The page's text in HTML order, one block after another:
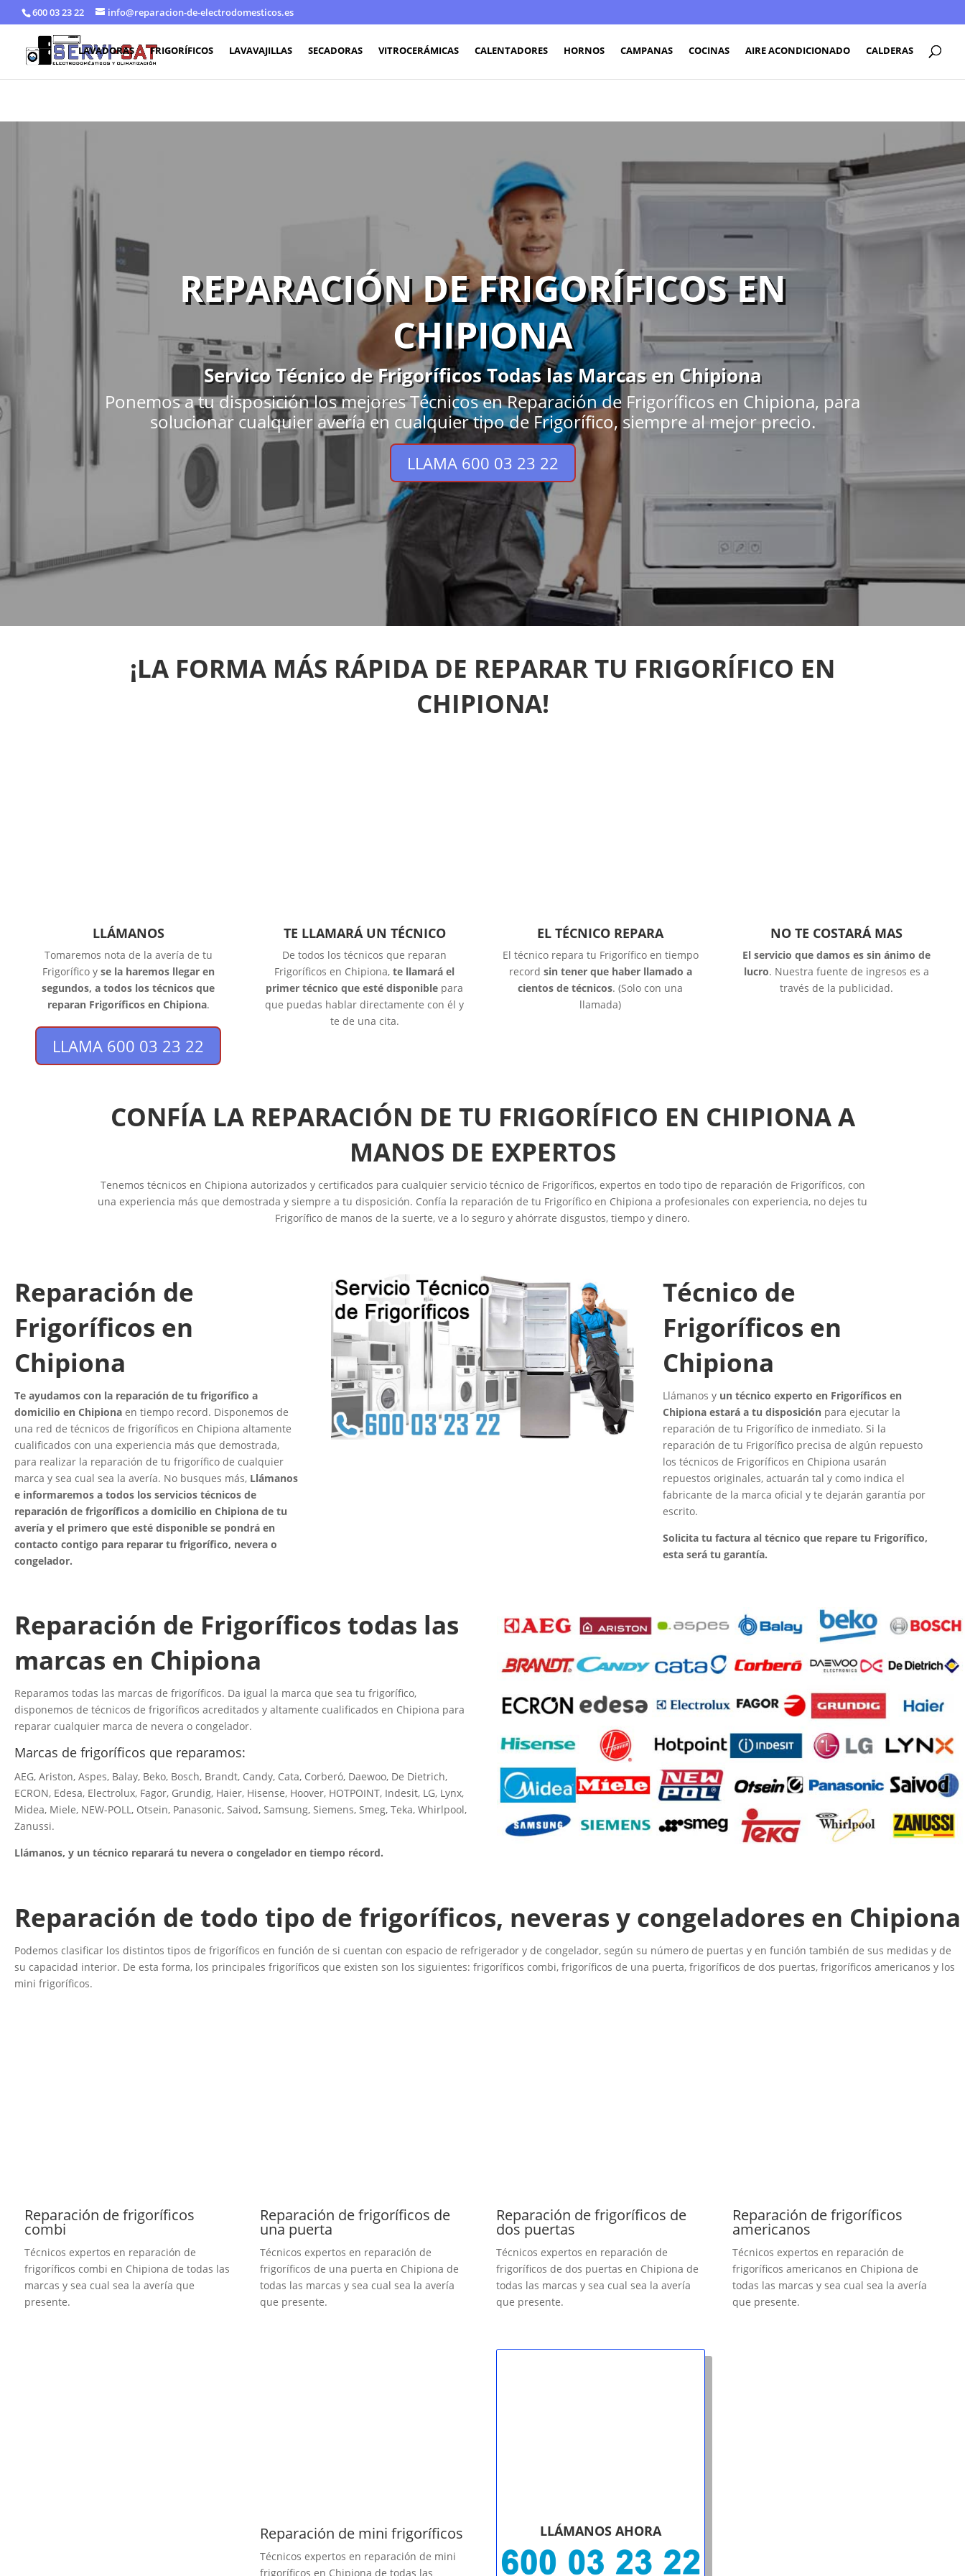
600 03 23 22 info@reparacion-de-electrodomesticos.es
LAVADORAS FRIGORÍFICOS LAVAVAJILLAS SECADORAS VITROCERÁMICAS CALENTADORES HORNOS CAMPANAS COCINAS AIRE ACONDICIONADO CALDERAS
REPARACIÓN DE FRIGORÍFICOS EN
CHIPIONA
Servico Técnico de Frigoríficos Todas las Marcas en Chipiona
Ponemos a tu disposición los mejores Técnicos en Reparación de Frigoríficos en Chipiona, para
solucionar cualquier avería en cualquier tipo de Frigorífico, siempre al mejor precio.
LLAMA 600 03 23 22
¡LA FORMA MÁS RÁPIDA DE REPARAR TU FRIGORÍFICO EN
CHIPIONA!
LLÁMANOS
Tomaremos nota de la avería de tu
Frigorífico y se la haremos llegar en
segundos, a todos los técnicos que
reparan Frigoríficos en Chipiona.
LLAMA 600 03 23 22
TE LLAMARÁ UN TÉCNICO
De todos los técnicos que reparan
Frigoríficos en Chipiona,te llamará el
primer técnico que esté disponible para
que puedas hablar directamente con él y
te de una cita.
EL TÉCNICO REPARA
El técnico repara tu Frigorífico en tiempo
record sin tener que haber llamado a
cientos de técnicos. (Solo con una
llamada)
NO TE COSTARÁ MAS
El servicio que damos es sin ánimo de
lucro. Nuestra fuente de ingresos es a
través de la publicidad.
CONFÍA LA REPARACIÓN DE TU FRIGORÍFICO EN CHIPIONA A
MANOS DE EXPERTOS
Tenemos técnicos en Chipiona autorizados y certificados para cualquier servicio técnico de Frigoríficos, expertos en todo tipo de reparación de Frigoríficos, con
una experiencia más que demostrada y siempre a tu disposición. Confía la reparación de tu Frigorífico en Chipiona a profesionales con experiencia, no dejes tu
Frigorífico de manos de la suerte, ve a lo seguro y ahórrate disgustos, tiempo y dinero.
Reparación de
Frigoríficos en
Chipiona
Te ayudamos con la reparación de tu frigorífico a
domicilio en Chipiona en tiempo record. Disponemos de
una red de técnicos de frigoríficos en Chipiona altamente
cualificados con una experiencia más que demostrada,
para realizar la reparación de tu frigorífico de cualquier
marca y sea cual sea la avería. No busques más, Llámanos
e informaremos a todos los servicios técnicos de
reparación de frigoríficos a domicilio en Chipiona de tu
avería y el primero que esté disponible se pondrá en
contacto contigo para reparar tu frigorífico, nevera o
congelador.
Técnico de
Frigoríficos en
Chipiona
Llámanos y un técnico experto en Frigoríficos en
Chipiona estará a tu disposiciónpara ejecutar la
reparación de tu Frigorífico de inmediato. Si la
reparación de tu Frigorífico precisa de algún repuesto
los técnicos de Frigoríficos en Chipiona usarán
repuestos originales, actuarán tal y como indica el
fabricante de la marca oficial y te dejarán garantía por
escrito.
Solicita tu factura al técnico que repare tu Frigorífico,
esta será tu garantía.
Reparación de Frigoríficos todas las
marcas en Chipiona
Reparamos todas las marcas de frigoríficos. Da igual la marca que sea tu frigorífico,
disponemos de técnicos de frigoríficos acreditados y altamente cualificados en Chipiona para
reparar cualquier marca de nevera o congelador.
Marcas de frigoríficos que reparamos:
AEG, Ariston, Aspes, Balay, Beko, Bosch, Brandt, Candy, Cata, Corberó, Daewoo, De Dietrich,
ECRON, Edesa, Electrolux, Fagor, Grundig, Haier, Hisense, Hoover, HOTPOINT, Indesit, LG, Lynx,
Midea, Miele, NEW-POLL, Otsein, Panasonic, Saivod, Samsung, Siemens, Smeg, Teka, Whirlpool,
Zanussi.
Llámanos, y un técnico reparará tu nevera o congelador en tiempo récord.
Reparación de todo tipo de frigoríficos, neveras y congeladores en Chipiona
Podemos clasificar los distintos tipos de frigoríficos en función de si cuentan con espacio de refrigerador y de congelador, según su número de puertas y en función también de sus medidas y de
su capacidad interior. De esta forma, los principales frigoríficos que existen son los siguientes: frigoríficos combi, frigoríficos de una puerta, frigoríficos de dos puertas, frigoríficos americanos y los
mini frigoríficos.
Reparación de frigoríficos
combi
Técnicos expertos en reparación de
frigoríficos combi en Chipiona de todas las
marcas y sea cual sea la avería que
presente.
Reparación de frigoríficos de
una puerta
Técnicos expertos en reparación de
frigoríficos de una puerta en Chipiona de
todas las marcas y sea cual sea la avería
que presente.
Reparación de frigoríficos de
dos puertas
Técnicos expertos en reparación de
frigoríficos de dos puertas en Chipiona de
todas las marcas y sea cual sea la avería
que presente.
Reparación de frigoríficos
americanos
Técnicos expertos en reparación de
frigoríficos americanos en Chipiona de
todas las marcas y sea cual sea la avería
que presente.
Reparación de mini frigoríficos
Técnicos expertos en reparación de mini
frigoríficos en Chipiona de todas las
LLÁMANOS AHORA